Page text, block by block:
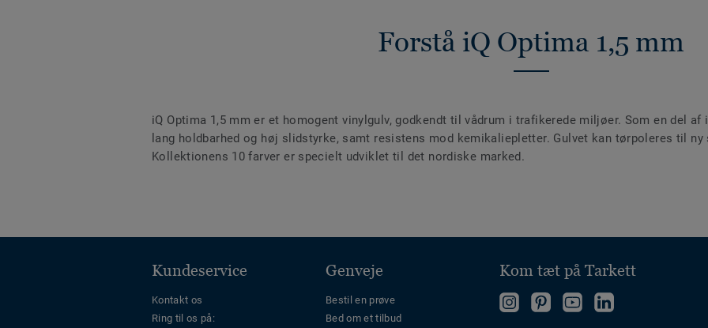
Forstå iQ Optima 1,5 mm
iQ Optima 1,5 mm er et homogent vinylgulv, godkendt til vådrum i trafikerede miljøer. Som en del
lang holdbarhed og høj slidstyrke, samt resistens mod kemikaliepletter. Gulvet kan tørpoleres til
Kollektionens 10 farver er specielt udviklet til det nordiske marked.
Kundeservice
Kontakt os
Ring til os på:
Genveje
Bestil en prøve
Bed om et tilbud
Kom tæt på Tarkett
Følg
FollowFølg